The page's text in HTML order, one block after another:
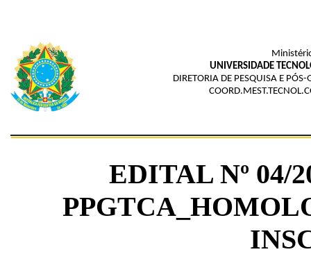
UNIVERSIDADE
DIRETORIA DE PESQUISA E
EDITAL Nº 04/